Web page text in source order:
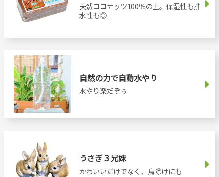
天然ココナッツ100％の土。保湿性も排
水性も◎
自然の力で自動水やり
水やり楽だぞぅ
うさぎ３兄妹
かわいいだけでなく、鳥除けにも